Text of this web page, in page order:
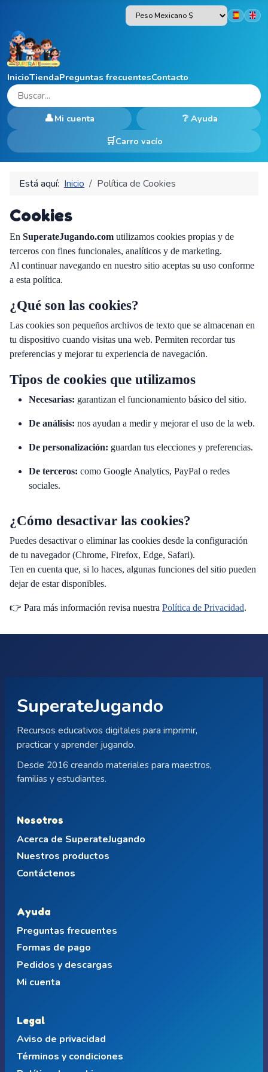
InicioTiendaPreguntas frecuentesContacto
👤Mi cuenta ❔ Ayuda
Carro vacío
Está aquí: Inicio Política de Cookies
Cookies
En SuperateJugando.com utilizamos cookies propias y de
terceros con fines funcionales, analíticos y de marketing.
Al continuar navegando en nuestro sitio aceptas su uso conforme
a esta política.
¿Qué son las cookies?
Las cookies son pequeños archivos de texto que se almacenan en
tu dispositivo cuando visitas una web. Permiten recordar tus
preferencias y mejorar tu experiencia de navegación.
Tipos de cookies que utilizamos
Necesarias: garantizan el funcionamiento básico del sitio.
De análisis: nos ayudan a medir y mejorar el uso de la web.
De personalización: guardan tus elecciones y preferencias.
De terceros: como Google Analytics, PayPal o redes
sociales.
¿Cómo desactivar las cookies?
Puedes desactivar o eliminar las cookies desde la configuración
de tu navegador (Chrome, Firefox, Edge, Safari).
Ten en cuenta que, si lo haces, algunas funciones del sitio pueden
dejar de estar disponibles.
👉 Para más información revisa nuestra Política de Privacidad.
SuperateJugando
Recursos educativos digitales para imprimir,
practicar y aprender jugando.
Desde 2016 creando materiales para maestros,
familias y estudiantes.
Nosotros
Acerca de SuperateJugando
Nuestros productos
Contáctenos
Ayuda
Preguntas frecuentes
Formas de pago
Pedidos y descargas
Mi cuenta
Legal
Aviso de privacidad
Términos y condiciones